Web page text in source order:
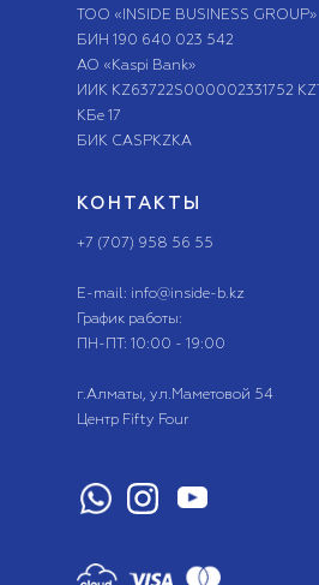
ТОО «INSIDE BUSINESS GROUP»
БИН 190 640 023 542
АО «Kaspi Bank»
ИИК KZ63722S000002331752 KZT
КБе 17
БИК CASPKZKA
КОНТАКТЫ
+7 (707) 958 56 55
E-mail: info@inside-b.kz
График работы:
ПН-ПТ: 10:00 - 19:00
г.Алматы, ​ул.Маметовой 54
Центр Fifty Four